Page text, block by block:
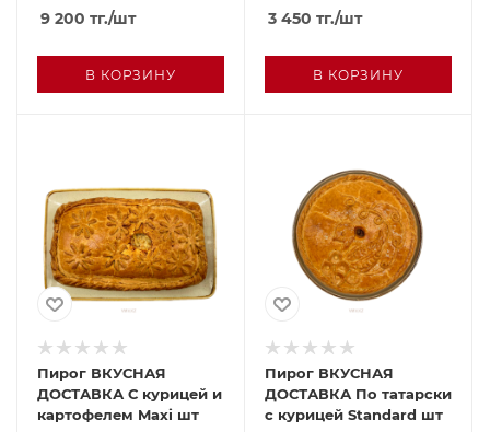
9 200 тг./шт
В КОРЗИНУ
3 450 тг./шт
В КОРЗИНУ
Пирог ВКУСНАЯ
ДОСТАВКА С курицей и
картофелем Maxi шт
Пирог ВКУСНАЯ
ДОСТАВКА По татарски
с курицей Standard шт